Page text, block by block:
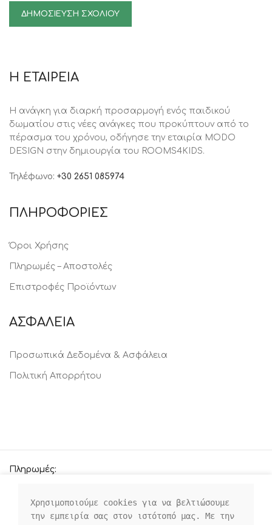
Η ΕΤΑΙΡΕΙΑ
Η ανάγκη για διαρκή προσαρμογή ενός παιδικού
δωματίου στις νέες ανάγκες που προκύπτουν από το
πέρασμα του χρόνου, oδήγησε την εταιρία MODO
DESIGN στην δημιουργία του ROOMS4KIDS.
Τηλέφωνο: +30 2651 085974
ΠΛΗΡΟΦΟΡΙΕΣ
Όροι Χρήσης
Πληρωμές – Αποστολές
Επιστροφές Προϊόντων
ΑΣΦΑΛΕΙΑ
Προσωπικά Δεδομένα & Ασφάλεια
Πολιτική Απορρήτου
Πληρωμές:
Οι κοινωνικοί μας σύνδεσμοι:
Χρησιμοποιούμε cookies για να βελτιώσουμε
την εμπειρία σας στον ιστότοπό μας. Με την